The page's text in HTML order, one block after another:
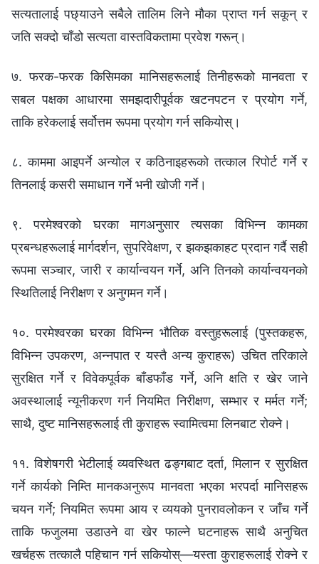
सत्यतालाई पछ्याउने सबैले तालिम लिने मौका प्राप्त गर्न सकून् र
जति सक्दो चाँडो सत्यता वास्तविकतामा प्रवेश गरून्।
७. फरक-फरक किसिमका मानिसहरूलाई तिनीहरूको मानवता र
सबल पक्षका आधारमा समझदारीपूर्वक खटनपटन र प्रयोग गर्ने,
ताकि हरेकलाई सर्वोत्तम रूपमा प्रयोग गर्न सकियोस्।
८. काममा आइपर्ने अन्योल र कठिनाइहरूको तत्काल रिपोर्ट गर्ने र
तिनलाई कसरी समाधान गर्ने भनी खोजी गर्ने।
९. परमेश्‍वरको घरका मागअनुसार त्यसका विभिन्‍न कामका
प्रबन्धहरूलाई मार्गदर्शन, सुपरिवेक्षण, र झकझकाहट प्रदान गर्दै सही
रूपमा सञ्चार, जारी र कार्यान्वयन गर्ने, अनि तिनको कार्यान्वयनको
स्थितिलाई निरीक्षण र अनुगमन गर्ने।
१०. परमेश्‍वरका घरका विभिन्‍न भौतिक वस्तुहरूलाई (पुस्तकहरू,
विभिन्‍न उपकरण, अन्‍नपात र यस्तै अन्य कुराहरू) उचित तरिकाले
सुरक्षित गर्ने र विवेकपूर्वक बाँडफाँड गर्ने, अनि क्षति र खेर जाने
अवस्थालाई न्यूनीकरण गर्न नियमित निरीक्षण, सम्भार र मर्मत गर्ने;
साथै, दुष्ट मानिसहरूलाई ती कुराहरू स्वामित्वमा लिनबाट रोक्‍ने।
११. विशेषगरी भेटीलाई व्यवस्थित ढङ्‍गबाट दर्ता, मिलान र सुरक्षित
गर्ने कार्यको निम्ति मानकअनुरूप मानवता भएका भरपर्दा मानिसहरू
चयन गर्ने; नियमित रूपमा आय र व्ययको पुनरावलोकन र जाँच गर्ने
ताकि फजुलमा उडाउने वा खेर फाल्‍ने घटनाहरू साथै अनुचित
खर्चहरू तत्कालै पहिचान गर्न सकियोस्—यस्ता कुराहरूलाई रोक्‍ने र